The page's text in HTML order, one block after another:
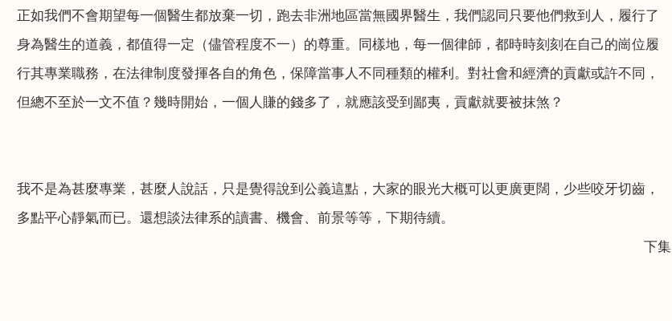
正如我們不會期望每一個醫生都放棄一切，跑去非洲地區當無國界醫生，我們認同只要他們救到人，履行了
身為醫生的道義，都值得一定（儘管程度不一）的尊重。同樣地，每一個律師，都時時刻刻在自己的崗位履
行其專業職務，在法律制度發揮各自的角色，保障當事人不同種類的權利。對社會和經濟的貢獻或許不同，
但總不至於一文不值？幾時開始，一個人賺的錢多了，就應該受到鄙夷，貢獻就要被抹煞？
我不是為甚麼專業，甚麼人說話，只是覺得說到公義這點，大家的眼光大概可以更廣更闊，少些咬牙切齒，
多點平心靜氣而已。還想談法律系的讀書、機會、前景等等，下期待續。
下集